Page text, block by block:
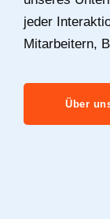
jeder
Mitarbeitern,
Über